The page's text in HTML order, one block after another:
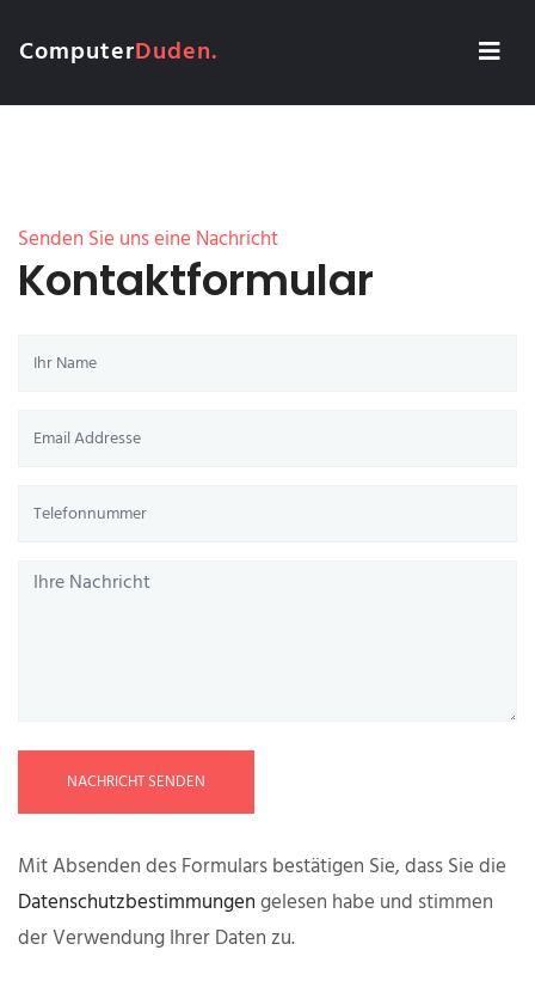
ComputerDuden.
Senden Sie uns eine Nachricht
Kontaktformular
NACHRICHT SENDEN
Mit Absenden des Formulars bestätigen Sie, dass Sie die
Datenschutzbestimmungengelesen habe und stimmen
der Verwendung Ihrer Daten zu.